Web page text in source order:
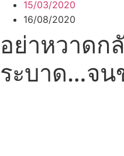
15/03/2020
16/08/2020
อย่าหวาดก
ระบาด…จน